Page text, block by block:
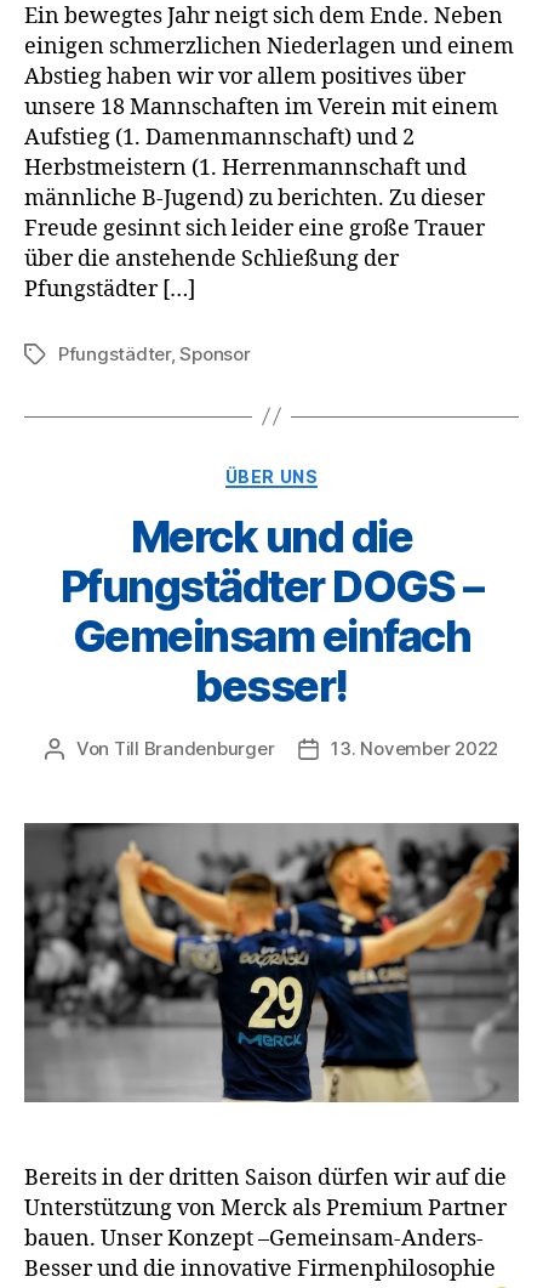
Ein bewegtes Jahr neigt sich dem Ende. Neben
einigen schmerzlichen Niederlagen und einem
Abstieg haben wir vor allem positives über
unsere 18 Mannschaften im Verein mit einem
Aufstieg (1. Damenmannschaft) und 2
Herbstmeistern (1. Herrenmannschaft und
männliche B-Jugend) zu berichten. Zu dieser
Freude gesinnt sich leider eine große Trauer
über die anstehende Schließung der
Pfungstädter […]
Schlagwörter
Pfungstädter,Sponsor
Kategorien
ÜBER UNS
Merck und die
Pfungstädter DOGS –
Gemeinsam einfach
besser!
Beitragsautor
Von Till Brandenburger Veröffentlichungsdatum
13. November 2022
Bereits in der dritten Saison dürfen wir auf die
Unterstützung von Merck als Premium Partner
bauen. Unser Konzept –Gemeinsam-Anders-
Besser und die innovative Firmenphilosophie